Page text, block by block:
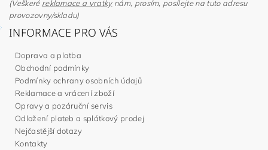
(Veškeré reklamace a vratkynám, prosím, posílejte na tuto adresu
provozovny/skladu)
INFORMACE PRO VÁS
Doprava a platba
Obchodní podmínky
Podmínky ochrany osobních údajů
Reklamace a vrácení zboží
Opravy a pozáruční servis
Odložení plateb a splátkový prodej
Nejčastější dotazy
Kontakty